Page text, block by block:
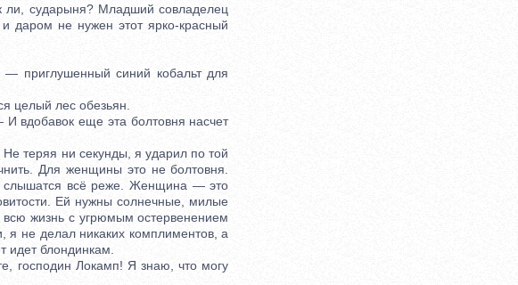
ли, сударыня? Младший совладелец
не нужен этот ярко-красный
синий кобальт для
целый лес обезьян.
еще эта болтовня насчет
теряя ни секунды, я ударил по той
Для женщины это не болтовня.
слышатся всё реже. Женщина — это
Ей нужны солнечные, милые
жизнь с угрюмым остервенением
я не делал никаких комплиментов, а
идет блондинкам.
Локамп! Я знаю, что могу